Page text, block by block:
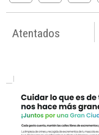
Atentados